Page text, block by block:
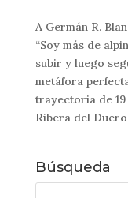
A Germán R.
“Soy más de
subir y luego
metáfora
trayectoria de
Ribera del
Búsqueda